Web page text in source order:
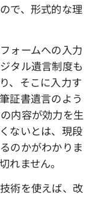
で、形式的な理
ォームへの入力
タル遺言制度も
、そこに入力す
証書遺言のよう
内容が効力を生
ないとは、現段
のかがわかりま
れません。
術を使えば、改